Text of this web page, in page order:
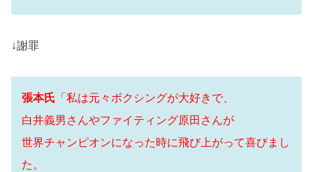
↓謝罪
張本氏 「私は元々ボクシングが大好きで、
白井義男さんやファイティング原田さんが
世界チャンピオンになった時に飛び上がって喜びまし
た。